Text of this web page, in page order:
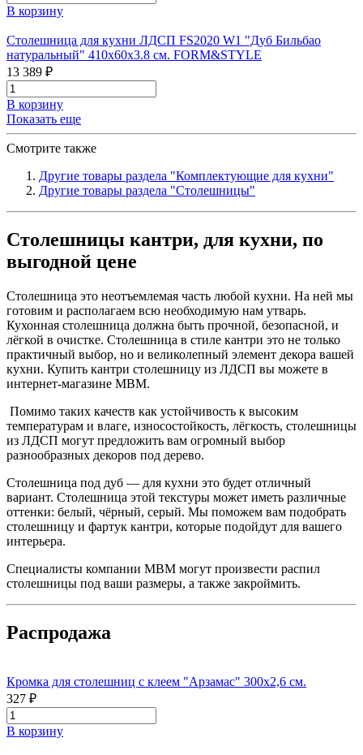
В корзину
Столешница для кухни ЛДСП FS2020 W1 "Дуб Бильбао
натуральный" 410х60х3.8 см. FORM&STYLE
13 389 ₽
В корзину
Показать еще
Смотрите также
Другие товары раздела "Комплектующие для кухни"
Другие товары раздела "Столешницы"
Столешницы кантри, для кухни, по
выгодной цене
Столешница это неотъемлемая часть любой кухни. На ней мы
готовим и располагаем всю необходимую нам утварь.
Кухонная столешница должна быть прочной, безопасной, и
лёгкой в очистке. Столешница в стиле кантри это не только
практичный выбор, но и великолепный элемент декора вашей
кухни. Купить кантри столешницу из ЛДСП вы можете в
интернет-магазине МВМ.
Помимо таких качеств как устойчивость к высоким
температурам и влаге, износостойкость, лёгкость, столешницы
из ЛДСП могут предложить вам огромный выбор
разнообразных декоров под дерево.
Столешница под дуб — для кухни это будет отличный
вариант. Столешница этой текстуры может иметь различные
оттенки: белый, чёрный, серый. Мы поможем вам подобрать
столешницу и фартук кантри, которые подойдут для вашего
интерьера.
Специалисты компании МВМ могут произвести распил
столешницы под ваши размеры, а также закроймить.
Распродажа
Кромка для столешниц с клеем "Арзамас" 300х2,6 см.
327 ₽
В корзину